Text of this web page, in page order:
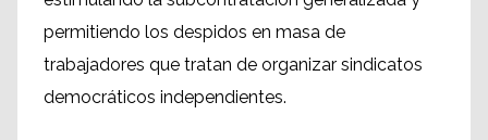
permitiendo los despidos en masa de
trabajadores que tratan de organizar sindicatos
democráticos independientes.